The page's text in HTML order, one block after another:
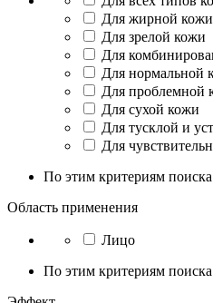
Для жирной кожи
Для зрелой кожи
Для
Для нормальной
Для проблемной
Для сухой кожи
Для тусклой и
Для
По этим критериям
Область применения
Лицо
По этим критериям